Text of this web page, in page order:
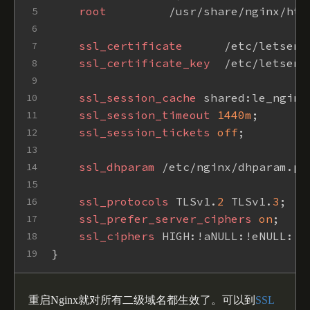
5
6
7
8
9
10
11
12
13
14
15
16
17
18
19
root
/usr/share/nginx/
ssl_certificate
/etc/
ssl_certificate_key
/etc/
ssl_session_cache
ssl_session_timeout
1440m ;
ssl_session_tickets off ;
ssl_dhparam /etc/nginx/
ssl_protocols TLSv1. 2 TLSv1. 3 ;
ssl_prefer_server_ciphers on ;
ssl_ciphers
}
重启Nginx就对所有二级域名都生效了。可以到 SSL